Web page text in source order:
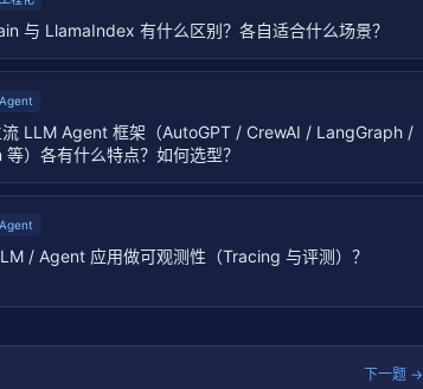
与 LlamaIndex 有什么区别？各自适合什么场景？
LLM Agent 框架（AutoGPT / CrewAI / LangGraph /
等）各有什么特点？如何选型？
/ Agent 应用做可观测性（Tracing 与评测）？
下一题 →